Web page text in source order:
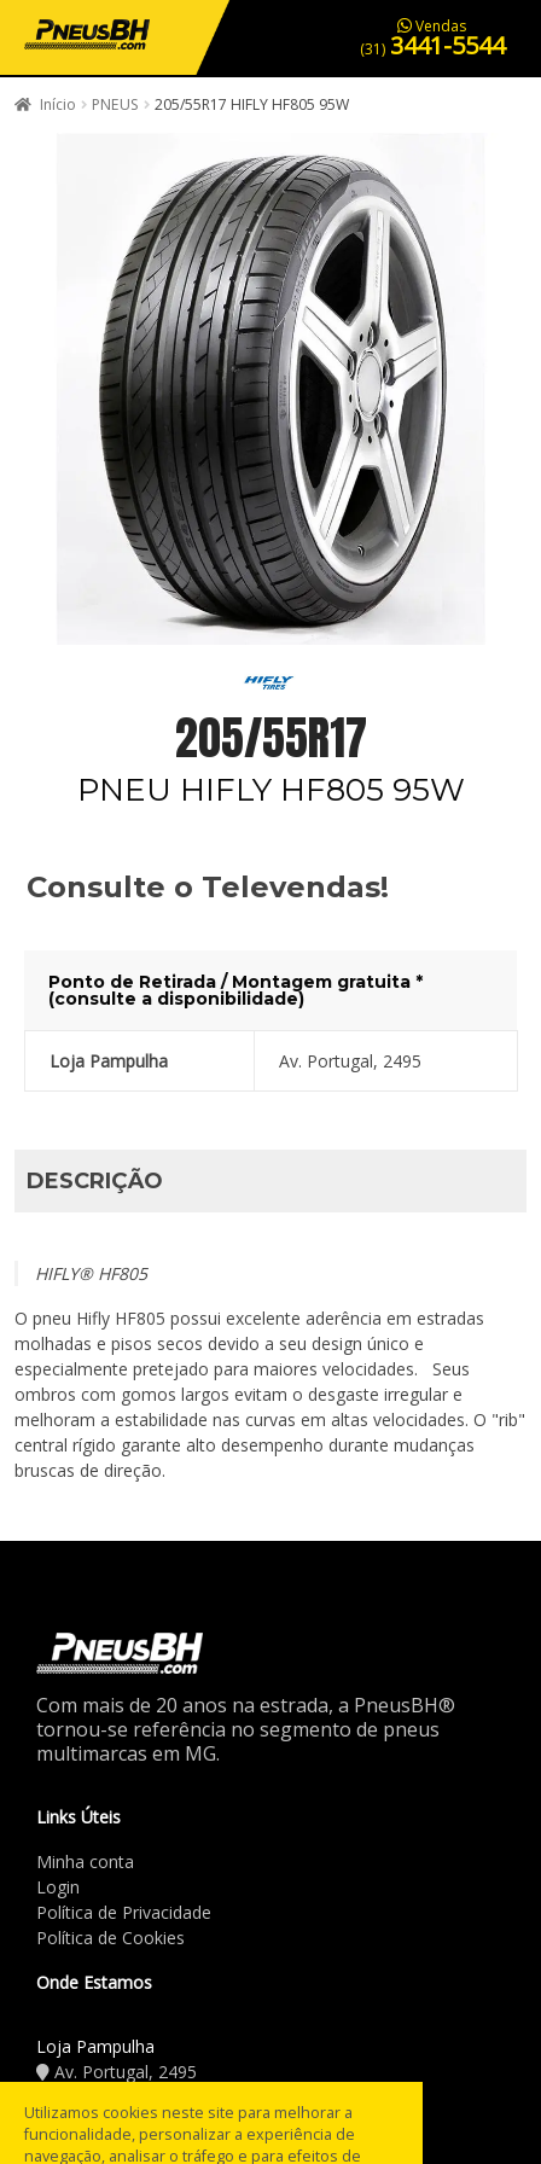
PNEUS EM OFERTA SERVIÇOS AUTOMOTIVOS NOSSA LOJA
Vendas
(31) 3441-5544
Início PNEUS 205/55R17 HIFLY HF805 95W
205/55R17
PNEU HIFLY HF805 95W
Consulte o Televendas!
Ponto de Retirada / Montagem gratuita *
(consulte a disponibilidade)
Loja Pampulha Av. Portugal, 2495
DESCRIÇÃO
HIFLY® HF805
O pneu Hifly HF805 possui excelente aderência em estradas
molhadas e pisos secos devido a seu design único e
especialmente pretejado para maiores velocidades. Seus
ombros com gomos largos evitam o desgaste irregular e
melhoram a estabilidade nas curvas em altas velocidades. O "rib"
central rígido garante alto desempenho durante mudanças
bruscas de direção.
Com mais de 20 anos na estrada, a PneusBH®
tornou-se referência no segmento de pneus
multimarcas em MG.
Links Úteis
Minha conta
Login
Política de Privacidade
Política de Cookies
Onde Estamos
Loja Pampulha
Av. Portugal, 2495
Horário de Funcionamento
Utilizamos cookies neste site para melhorar a
funcionalidade, personalizar a experiência de
navegação, analisar o tráfego e para efeitos de